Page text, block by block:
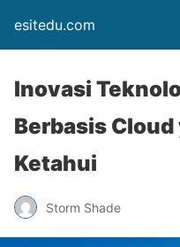
esitedu.com
Inovasi
Berbasis
Ketahui
Storm Shade